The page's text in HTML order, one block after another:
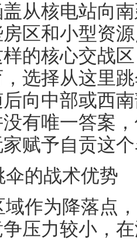
从核电站向
区和小型资
的核心交战
选择从这里
向中部或西
有唯一答案
赋予自贡这
的战术优势
作为降落点
压力较小，